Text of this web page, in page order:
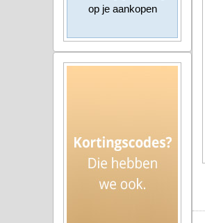
op je aankopen